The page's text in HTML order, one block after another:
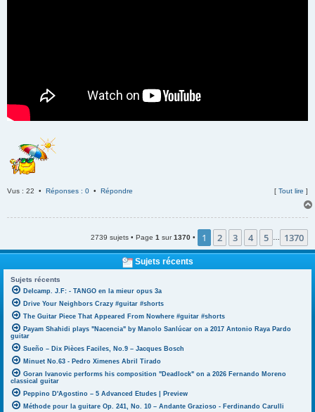
Vus : 22 • Réponses : 0 • Répondre [ Tout lire ]
2739 sujets • Page 1 sur1370 • 1 2 3 4 5 1370
Sujets récents
Sujets récents
Delcamp. J.F: - TANGO en la mieur opus 3a
Drive Your Neighbors Crazy #guitar #shorts
The Guitar Piece That Appeared From Nowhere #guitar #shorts
Payam Shahidi plays "Nacencia" by Manolo Sanlúcar on a 2017 Antonio Raya Pardo
guitar
Sueño – Dix Pièces Faciles, No.9 – Jacques Bosch
Minuet No.63 - Pedro Ximenes Abril Tirado
Goran Ivanovic performs his composition "Deadlock" on a 2026 Fernando Moreno
classical guitar
Peppino D'Agostino – 5 Advanced Etudes | Preview
Méthode pour la guitare Op. 241, No. 10 – Andante Grazioso - Ferdinando Carulli